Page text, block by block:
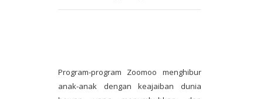
Program-program Zoomoo menghibur
anak-anak dengan keajaiban dunia